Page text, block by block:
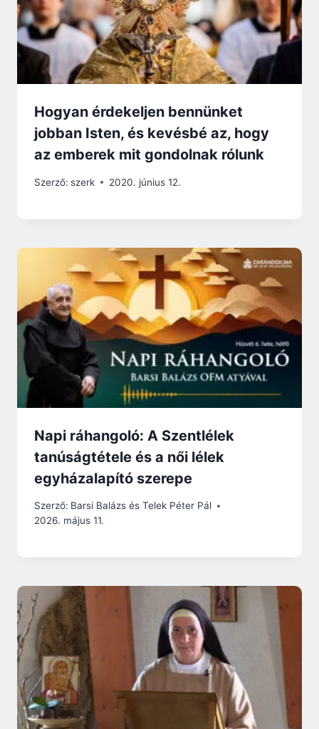
Hogyan érdekeljen bennünket
jobban Isten, és kevésbé az, hogy
az emberek mit gondolnak rólunk
Szerző: szerk 2020. június 12.
Napi ráhangoló: A Szentlélek
tanúságtétele és a női lélek
egyházalapító szerepe
Szerző: Barsi Balázs és Telek Péter Pál
2026. május 11.